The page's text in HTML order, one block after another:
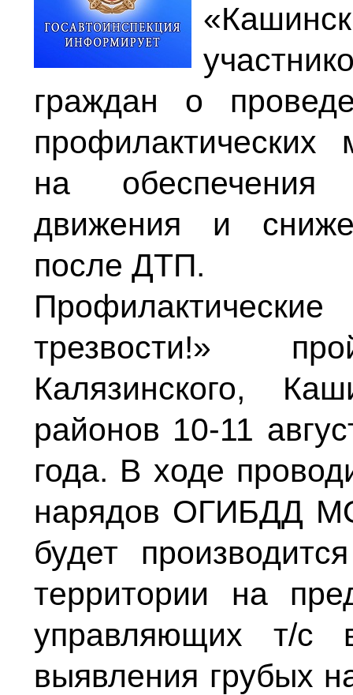
граждан о
профилактических
на обеспечения
движения и
после ДТП.
трезвости!»
Калязинского,
районов 10-11
года. В ходе
нарядов ОГИБДД
будет
территории на
управляющих т/с
выявления грубых